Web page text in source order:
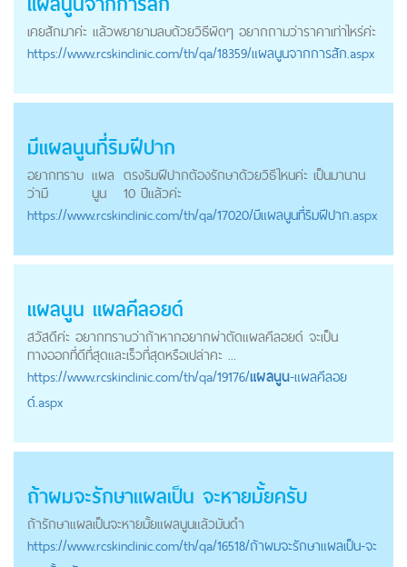
เคยสักมาค่ะ แล้วพยายามลบด้วยวิธีผิดๆ อยากถามว่าราคาเท่าไหร่ค่ะ
https://www.rcskinclinic.com/th/qa/18359/แผลนูนจากการสัก.aspx
มีแผลนูนที่ริมฝีปาก
อยากทราบ
ว่ามี
แผล
นูน
ตรงริมฝีปากต้องรักษาด้วยวิธีไหนค่ะ เป็นมานาน
10 ปีแล้วค่ะ
https://www.rcskinclinic.com/th/qa/17020/มีแผลนูนที่ริมฝีปาก.aspx
แผลนูน แผลคีลอยด์
สวัสดีค่ะ อยากทราบว่าถ้าหากอยากผ่าตัดแผลคีลอยด์ จะเป็น
ทางออกที่ดีที่สุดและเร็วที่สุดหรือเปล่าคะ ...
https://www.rcskinclinic.com/th/qa/19176/แผลนูน-แผลคีลอย
ด์.aspx
ถ้าผมจะรักษาแผลเป็น จะหายมั้ยครับ
ถ้ารักษาแผลเป็นจะหายมั้ยแผลนูนแล้วมันดำ
https://www.rcskinclinic.com/th/qa/16518/ถ้าผมจะรักษาแผลเป็น-จะ